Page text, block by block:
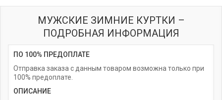
МУЖСКИЕ ЗИМНИЕ КУРТКИ –
ПОДРОБНАЯ ИНФОРМАЦИЯ
ПО 100% ПРЕДОПЛАТЕ
Отправка заказа с данным товаром возможна только при
100% предоплате.
ОПИСАНИЕ